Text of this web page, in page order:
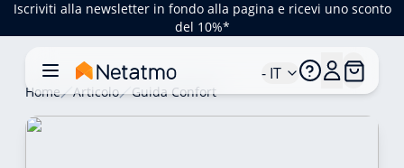
Iscriviti alla newsletter in fondo alla pagina e ricevi uno sconto
del 10%*
- IT
Home Articolo Guida Confort